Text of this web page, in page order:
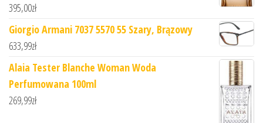
395,00zł
Giorgio Armani 7037 5570 55 Szary, Brązowy
633,99zł
Alaia Tester Blanche Woman Woda
Perfumowana 100ml
269,99zł